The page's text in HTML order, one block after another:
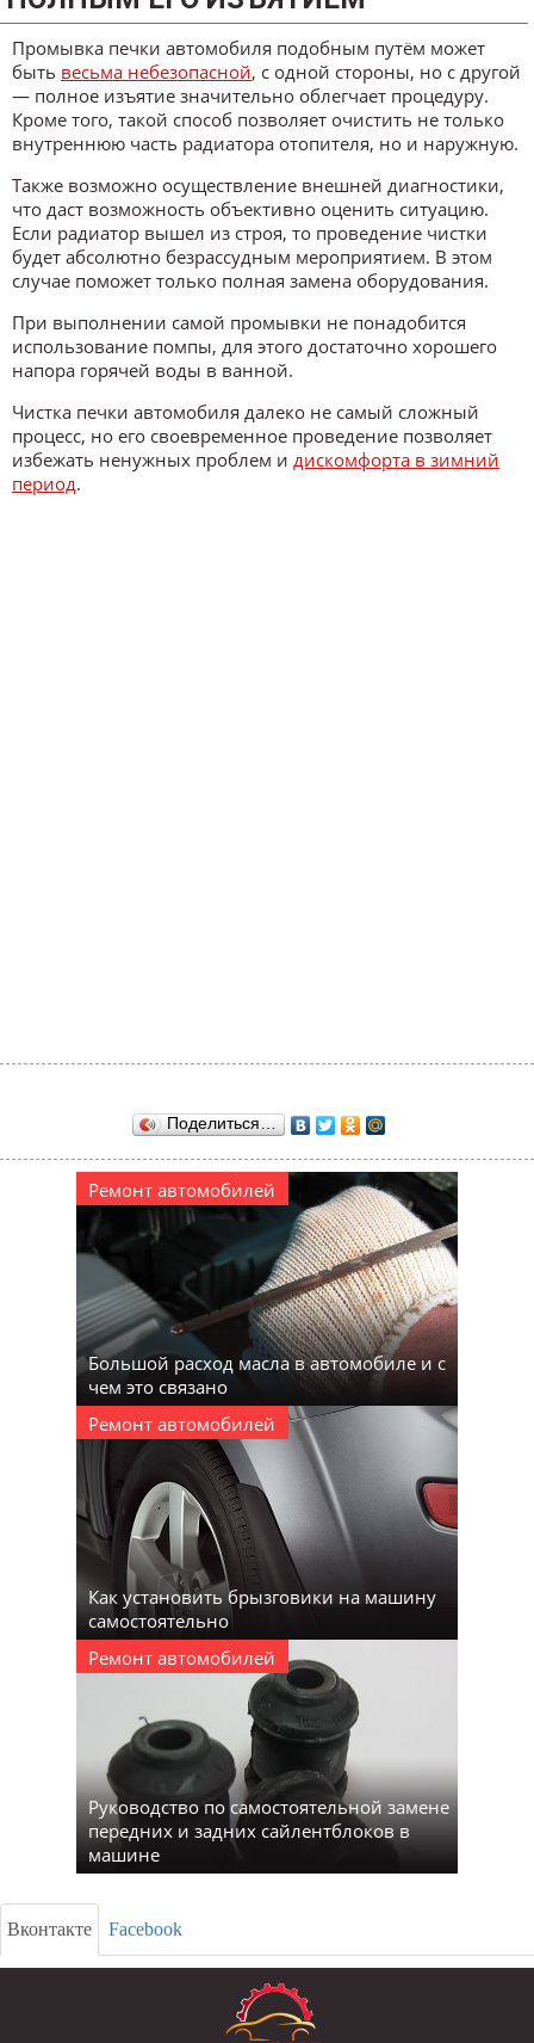
Промывка печки автомобиля подобным путём может
быть весьма небезопасной, с одной стороны, но с другой
— полное изъятие значительно облегчает процедуру.
Кроме того, такой способ позволяет очистить не только
внутреннюю часть радиатора отопителя, но и наружную.
Также возможно осуществление внешней диагностики,
что даст возможность объективно оценить ситуацию.
Если радиатор вышел из строя, то проведение чистки
будет абсолютно безрассудным мероприятием. В этом
случае поможет только полная замена оборудования.
При выполнении самой промывки не понадобится
использование помпы, для этого достаточно хорошего
напора горячей воды в ванной.
Чистка печки автомобиля далеко не самый сложный
процесс, но его своевременное проведение позволяет
избежать ненужных проблем и дискомфорта в зимний
период.
Поделиться…
Ремонт автомобилей
Большой расход масла в автомобиле и с
чем это связано
Ремонт автомобилей
Как установить брызговики на машину
самостоятельно
Ремонт автомобилей
Руководство по самостоятельной замене
передних и задних сайлентблоков в
машине
Вконтакте Facebook